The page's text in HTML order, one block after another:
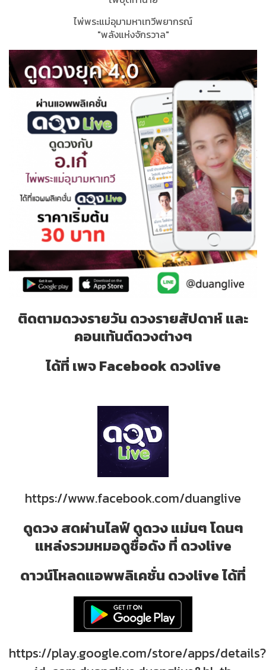
ไพ่พระแม่อุมามหาเทวีพยากรณ์
"พลังแห่งจักรวาล"
ติดตามดวงรายวัน ดวงรายสัปดาห์ และ
คอนเท้นต์ดวงต่างๆ
ได้ที่ เพจ Facebook ดวงlive
https://www.facebook.com/duanglive
ดูดวง สดผ่านไลฟ์ ดูดวง แม่นๆ โดนๆ
แหล่งรวมหมอดูชื่อดัง ที่ ดวงlive
ดาวน์โหลดแอพพลิเคชั่น ดวงlive ได้ที่
https://play.google.com/store/apps/details?